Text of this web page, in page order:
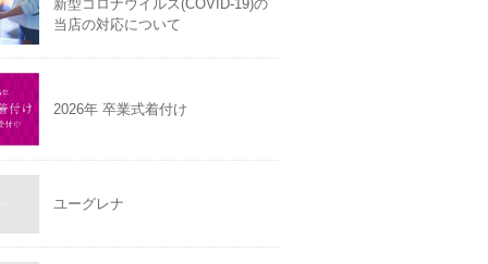
新型コロナウイルス(COVID-19)の
当店の対応について
2026年 卒業式着付け
ユーグレナ